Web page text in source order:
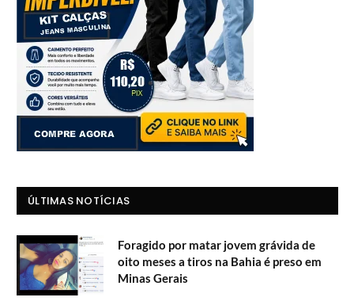
ÚLTIMAS NOTÍCIAS
Foragido por matar jovem grávida de
oito meses a tiros na Bahia é preso em
Minas Gerais